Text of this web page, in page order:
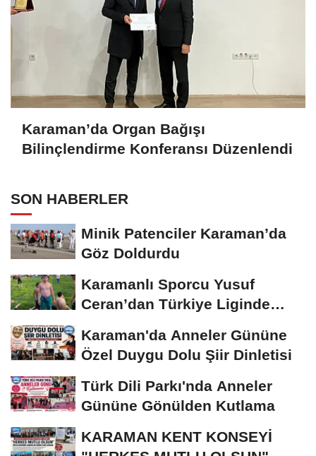
Karaman’da Organ Bağışı
Bilinçlendirme Konferansı Düzenlendi
SON HABERLER
Minik Patenciler Karaman’da
Göz Doldurdu
Karamanlı Sporcu Yusuf
Ceran’dan Türkiye Liginde
Karaman'da Anneler Gününe
Özel Duygu Dolu Şiir Dinletisi
Türk Dili Parkı'nda Anneler
Gününe Gönülden Kutlama
KARAMAN KENT KONSEYİ